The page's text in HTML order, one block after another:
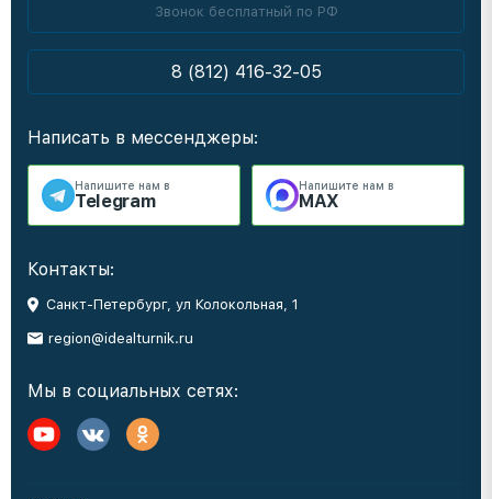
Звонок бесплатный по РФ
8 (812) 416-32-05
Написать в мессенджеры:
Напишите нам в
Telegram
Напишите нам в
MAX
Контакты:
Санкт-Петербург, ул Колокольная, 1
region@idealturnik.ru
Мы в социальных сетях: